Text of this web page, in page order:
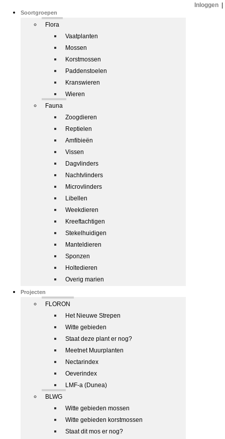
Soortgroepen
Flora
Vaatplanten
Mossen
Korstmossen
Paddenstoelen
Kranswieren
Wieren
Fauna
Zoogdieren
Reptielen
Amfibieën
Vissen
Dagvlinders
Nachtvlinders
Microvlinders
Libellen
Weekdieren
Kreeftachtigen
Stekelhuidigen
Manteldieren
Sponzen
Holtedieren
Overig marien
Projecten
FLORON
Het Nieuwe Strepen
Witte gebieden
Staat deze plant er nog?
Meetnet Muurplanten
Nectarindex
Oeverindex
LMF-a (Dunea)
BLWG
Witte gebieden mossen
Witte gebieden korstmossen
Staat dit mos er nog?
Inloggen